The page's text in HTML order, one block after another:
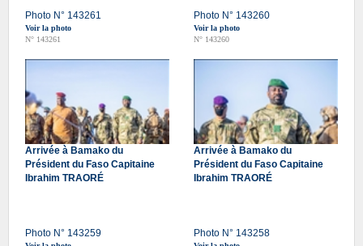
Photo N° 143261
Voir la photo
N° 143261
Photo N° 143260
Voir la photo
N° 143260
Arrivée à Bamako du
Président du Faso Capitaine
Ibrahim TRAORÉ
Photo N° 143259
Arrivée à Bamako du
Président du Faso Capitaine
Ibrahim TRAORÉ
Photo N° 143258